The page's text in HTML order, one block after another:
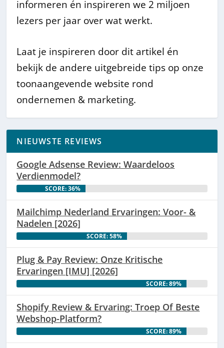
informeren én inspireren we 2 miljoen
lezers per jaar over wat werkt.
Laat je inspireren door dit artikel én
bekijk de andere uitgebreide tips op onze
toonaangevende website rond
ondernemen & marketing.
NIEUWSTE REVIEWS
Google Adsense Review: Waardeloos
Verdienmodel?
SCORE: 36%
Mailchimp Nederland Ervaringen: Voor- &
Nadelen [2026]
SCORE: 58%
Plug & Pay Review: Onze Kritische
Ervaringen [IMU] [2026]
SCORE: 89%
Shopify Review & Ervaring: Troep Of Beste
Webshop-Platform?
SCORE: 89%